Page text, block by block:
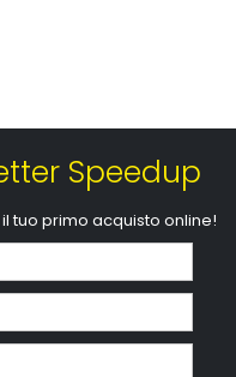
Speedup
tuo primo acquisto online!